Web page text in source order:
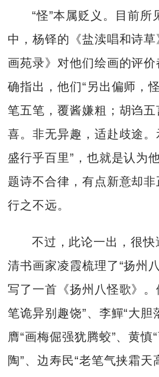
“怪”本属贬义。目前所
中，杨铎的《盐渎唱和诗草
画苑录》对他们绘画的评
确指出，他们“另出偏师，
笔五笔，覆酱嫌粗；胡诌
喜。非无异趣，适赴歧途。
盛行乎百里”，也就是认为
题诗不合律，有点新意却
行之不远。
不过，此论一出，很
清书画家凌霞梳理了“扬州
写了一首《扬州八怪歌》。
笔诡异别趣饶”、李鱓“大胆
膺“画梅倔强犹腾蛟”、黄慎
陶”、边寿民“老笔气挟霜天